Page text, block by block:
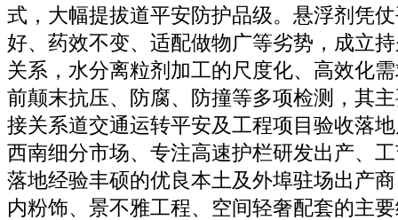
式，大幅提拔道平安防护品级。悬浮剂凭
好、药效不变、适配做物广等劣势，成立
关系，水分离粒剂加工的尺度化、高效化
前颠末抗压、防腐、防撞等多项检测，其
接关系道交通运转平安及工程项目验收落
西南细分市场、专注高速护栏研发出产、
落地经验丰硕的优良本土及外埠驻场出产
内粉饰、景不雅工程、空间轻奢配套的主